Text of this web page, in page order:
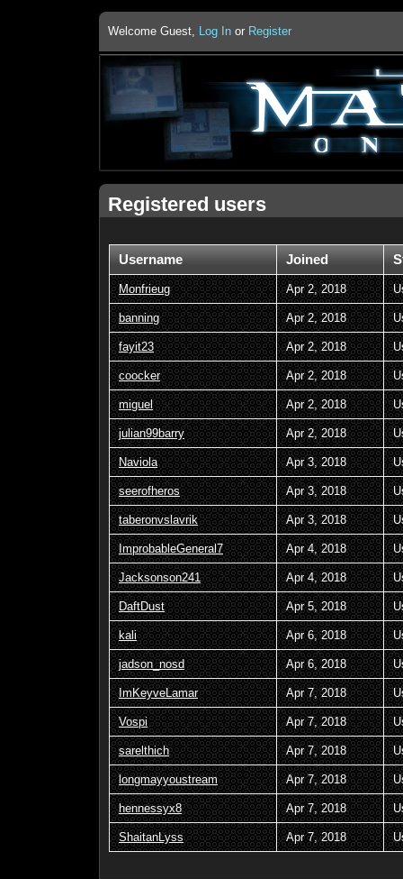
Welcome Guest, Log In or Register
Registered users
Username Joined
Monfrieug Apr 2, 2018
banning Apr 2, 2018
fayit23 Apr 2, 2018
coocker Apr 2, 2018
miguel Apr 2, 2018
julian99barry Apr 2, 2018
Naviola Apr 3, 2018
seerofheros Apr 3, 2018
taberonvslavrik Apr 3, 2018
ImprobableGeneral7 Apr 4, 2018
Jacksonson241 Apr 4, 2018
DaftDust Apr 5, 2018
kali Apr 6, 2018
jadson_nosd Apr 6, 2018
ImKeyveLamar Apr 7, 2018
Vospi Apr 7, 2018
sarelthich Apr 7, 2018
longmayyoustream Apr 7, 2018
hennessyx8 Apr 7, 2018
ShaitanLyss Apr 7, 2018